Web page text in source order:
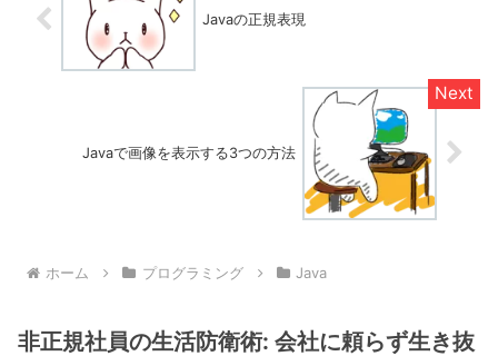
Javaの正規表現
Javaで画像を表示する3つの方法
ホーム プログラミング Java
非正規社員の生活防衛術: 会社に頼らず生き抜